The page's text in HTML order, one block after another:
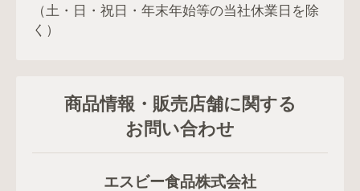
（土・日・祝日・年末年始等の当社休業日を除
く）
商品情報・販売店舗に関する
お問い合わせ
エスビー食品株式会社